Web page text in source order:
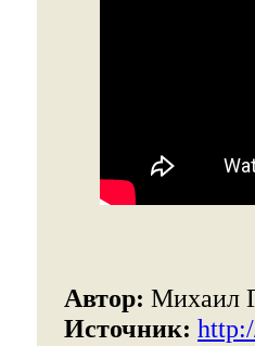
Автор: Михаил
Источник: